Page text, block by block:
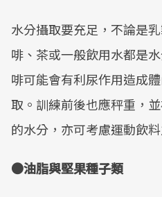
水分攝取要充足，不論是
啡、茶或一般飲用水都是
啡可能會有利尿作用造成
取。訓練前後也應秤重，
的水分，亦可考慮運動飲料
●油脂與堅果種子類